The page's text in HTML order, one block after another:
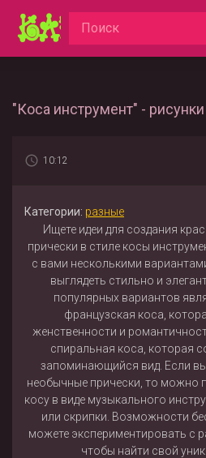
"Коса инструмент" - рисунки
10:12
Категории: разные
Ищете идеи для создания
прически в стиле косы
с вами несколькими
выглядеть стильно и
популярных вариантов
французская коса,
женственности и
спиральная коса, которая
запоминающийся вид. Если вы
необычные прически, то можно
косу в виде музыкального
или скрипки. Возможности
можете экспериментировать с
чтобы найти свой